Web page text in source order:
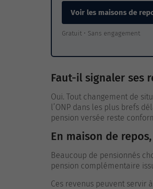
Voir les maisons de
Gratuit • Sans engagement
Faut-il signaler ses
Oui. Tout changement de
l’ONP dans les plus brefs
pension versée reste
En maison de
Beaucoup de pensionnés
pension complémentaire
Ces revenus peuvent servir